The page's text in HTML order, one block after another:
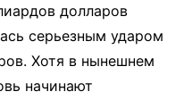
долларов
серьезным ударом
Хотя в нынешнем
начинают